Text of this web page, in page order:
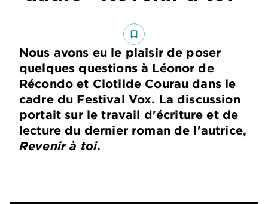
bookmark_border
Nous avons eu le plaisir de poser
quelques questions à Léonor de
Récondo et Clotilde Courau dans le
cadre du Festival Vox. La discussion
portait sur le travail d'écriture et de
lecture du dernier roman de l'autrice,
Revenir à toi.